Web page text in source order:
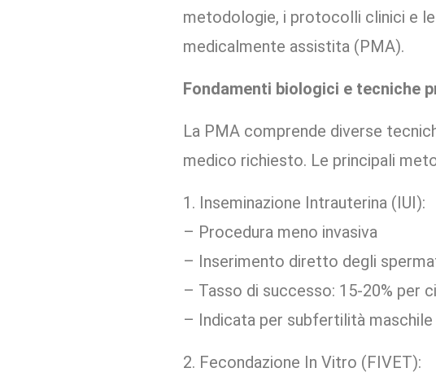
metodologie, i protocolli clinici e
medicalmente assistita (PMA).
Fondamenti biologici e tecniche
La PMA comprende diverse
medico richiesto. Le principali
1. Inseminazione Intrauterina (IUI):
– Procedura meno invasiva
– Inserimento diretto degli
– Tasso di successo: 15-20% per
– Indicata per subfertilità
2. Fecondazione In Vitro (FIVET):